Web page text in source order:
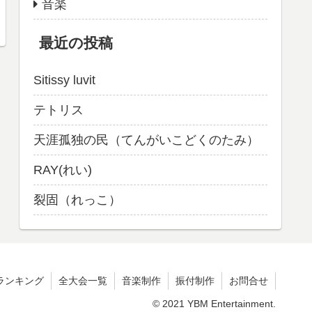
音楽
最近の投稿
Sitissy luvit
テトリス
天涯孤独の民（てんがいこどくのたみ）
RAY(れい)
裂固（れっこ）
ンキング 全大会一覧 音楽制作 振付制作 お問合せ
© 2021 YBM Entertainment.